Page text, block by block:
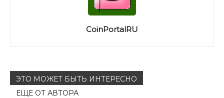
CoinPortalRU
ЭТО МОЖЕТ БЫТЬ ИНТЕРЕСНО
ЕЩЕ ОТ АВТОРА